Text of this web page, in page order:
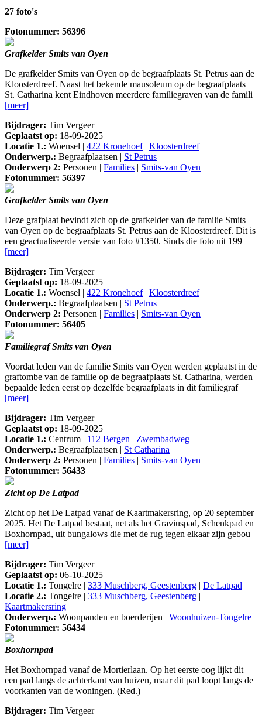
27 foto's
Fotonummer: 56396
Grafkelder Smits van Oyen
De grafkelder Smits van Oyen op de begraafplaats St. Petrus aan de
Kloosterdreef. Naast het bekende mausoleum op de begraafplaats
St. Catharina kent Eindhoven meerdere familiegraven van de famili
[meer]
Bijdrager: Tim Vergeer
Geplaatst op: 18-09-2025
Locatie 1.: Woensel | 422 Kronehoef| Kloosterdreef
Onderwerp.: Begraafplaatsen | St Petrus
Onderwerp 2: Personen | Families | Smits-van Oyen
Fotonummer: 56397
Grafkelder Smits van Oyen
Deze grafplaat bevindt zich op de grafkelder van de familie Smits
van Oyen op de begraafplaats St. Petrus aan de Kloosterdreef. Dit is
een geactualiseerde versie van foto #1350. Sinds die foto uit 199
[meer]
Bijdrager: Tim Vergeer
Geplaatst op: 18-09-2025
Locatie 1.: Woensel | 422 Kronehoef| Kloosterdreef
Onderwerp.: Begraafplaatsen | St Petrus
Onderwerp 2: Personen | Families | Smits-van Oyen
Fotonummer: 56405
Familiegraf Smits van Oyen
Voordat leden van de familie Smits van Oyen werden geplaatst in de
graftombe van de familie op de begraafplaats St. Catharina, werden
bepaalde leden eerst op dezelfde begraafplaats in dit familiegraf
[meer]
Bijdrager: Tim Vergeer
Geplaatst op: 18-09-2025
Locatie 1.: Centrum | 112 Bergen | Zwembadweg
Onderwerp.: Begraafplaatsen | St Catharina
Onderwerp 2: Personen | Families | Smits-van Oyen
Fotonummer: 56433
Zicht op De Latpad
Zicht op het De Latpad vanaf de Kaartmakersring, op 20 september
2025. Het De Latpad bestaat, net als het Graviuspad, Schenkpad en
Boxhornpad, uit bungalows die met de rug tegen elkaar zijn gebou
[meer]
Bijdrager: Tim Vergeer
Geplaatst op: 06-10-2025
Locatie 1.: Tongelre | 333 Muschberg, Geestenberg | De Latpad
Locatie 2.: Tongelre | 333 Muschberg, Geestenberg |
Kaartmakersring
Onderwerp.: Woonpanden en boerderijen | Woonhuizen-Tongelre
Fotonummer: 56434
Boxhornpad
Het Boxhornpad vanaf de Mortierlaan. Op het eerste oog lijkt dit
een pad langs de achterkant van huizen, maar dit pad loopt langs de
voorkanten van de woningen. (Red.)
Bijdrager: Tim Vergeer